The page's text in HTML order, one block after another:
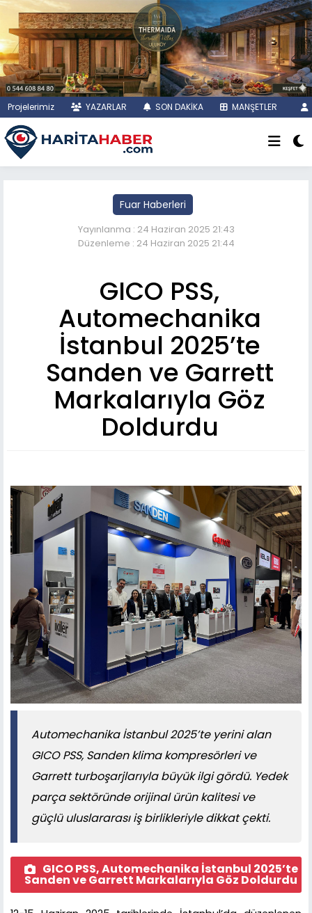
Projelerimiz YAZARLAR SON DAKİKA MANŞETLER
Fuar Haberleri
Yayınlanma : 24 Haziran 2025 21:43
Düzenleme : 24 Haziran 2025 21:44
GICO PSS,
Automechanika
İstanbul 2025’te
Sanden ve Garrett
Markalarıyla Göz
Doldurdu
Automechanika İstanbul 2025’te yerini alan
GICO PSS, Sanden klima kompresörleri ve
Garrett turboşarjlarıyla büyük ilgi gördü. Yedek
parça sektöründe orijinal ürün kalitesi ve
güçlü uluslararası iş birlikleriyle dikkat çekti.
GICO PSS, Automechanika İstanbul 2025’te
Sanden ve Garrett Markalarıyla Göz Doldurdu